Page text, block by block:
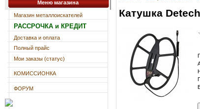
Меню магазина
Магазин металлоискателей
РАССРОЧКА и КРЕДИТ
Доставка и оплата
Полный прайс
Мои заказы (статус)
КОМИССИОНКА
ФОРУМ
Катушка